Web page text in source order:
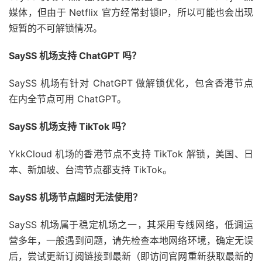
媒体，但由于 Netflix 官方经常封锁IP，所以可能也会出现
短暂的不可解锁情况。
SaySS 机场支持 ChatGPT 吗？
SaySS 机场有针对 ChatGPT 做解锁优化，包含香港节点
在内全节点可用 ChatGPT。
SaySS 机场支持 TikTok 吗？
YkkCloud 机场的香港节点不支持 TikTok 解锁，美国、日
本、新加坡、台湾节点都支持 TikTok。
SaySS 机场节点超时无法使用？
SaySS 机场属于稳定机场之一，其采用专线网络，低调运
营多年，一般遇到问题，请先检查本地网络环境，确定无误
后，尝试更新订阅链接到最新（即访问官网重新获取最新的